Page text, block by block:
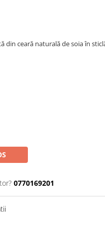
din ceară naturală de soia în
0770169201